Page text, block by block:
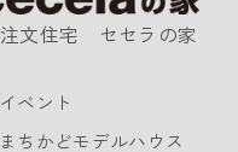
注文住宅 セセラの家
イベント
まちかどモデルハウス